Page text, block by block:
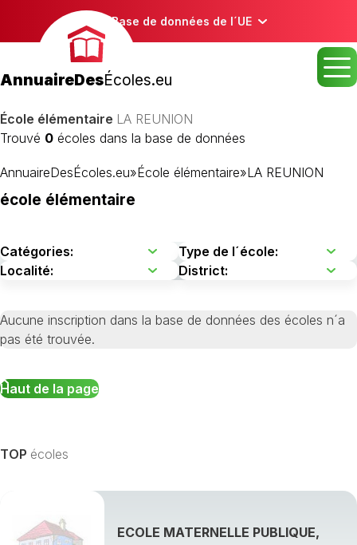
Base de données de l´UE
AnnuaireDesÉcoles.eu
École élémentaire LA REUNION
Trouvé 0 écoles dans la base de données
AnnuaireDesÉcoles.eu»École élémentaire»LA REUNION
école élémentaire
Aucune inscription dans la base de données des écoles n´a
pas été trouvée.
Haut de la page
TOP écoles
ECOLE MATERNELLE PUBLIQUE,